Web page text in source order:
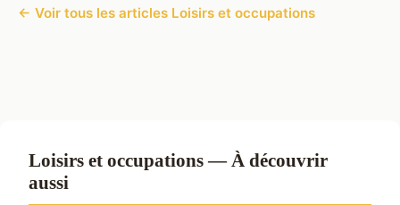
← Voir tous les articles Loisirs et occupations
Loisirs et occupations — À découvrir
aussi